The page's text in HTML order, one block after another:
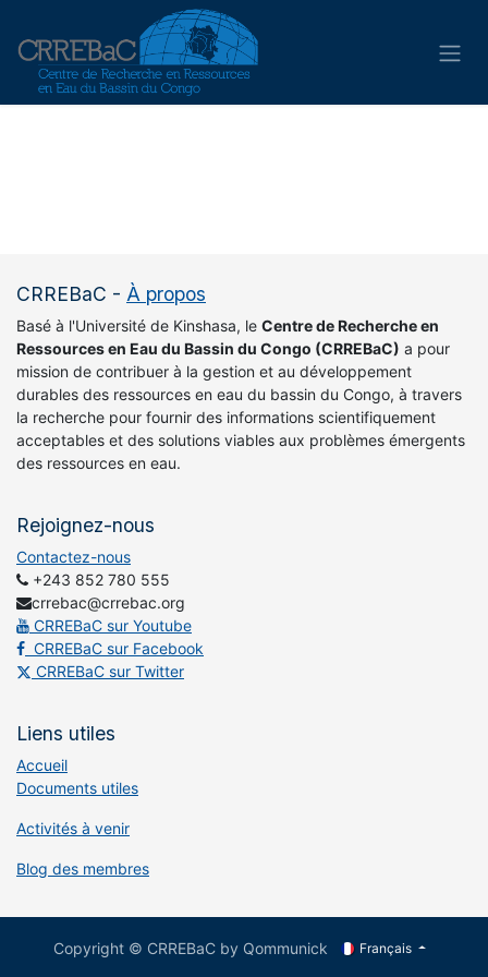
CRREBaC - À propos
Basé à l'Université de Kinshasa, le Centre de Recherche en
Ressources en Eau du Bassin du Congo (CRREBaC) a pour
mission de contribuer à la gestion et au développement
durables des ressources en eau du bassin du Congo, à travers
la recherche pour fournir des informations scientifiquement
acceptables et des solutions viables aux problèmes émergents
des ressources en eau.
Rejoignez-nous
Contactez-nous
+243 852 780 555
crrebac@crrebac.org
CRREBaC sur Youtube
CRREBaC sur Facebook
CRREBaC sur Twitter
Liens utiles
Accueil
Documents utiles
Activités à venir
Blog des membres
Copyright © CRREBaC by Qommunick Français